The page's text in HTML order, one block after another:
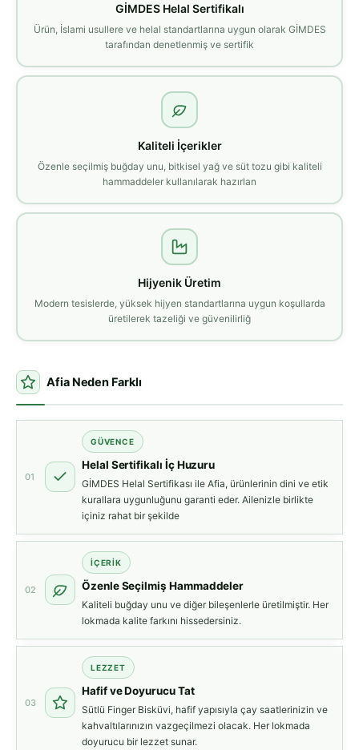
GİMDES Helal Sertifikalı
Ürün, İslami usullere ve helal standartlarına uygun olarak GİMDES
tarafından denetlenmiş ve sertifik
Kaliteli İçerikler
Özenle seçilmiş buğday unu, bitkisel yağ ve süt tozu gibi kaliteli
hammaddeler kullanılarak hazırlan
Hijyenik Üretim
Modern tesislerde, yüksek hijyen standartlarına uygun koşullarda
üretilerek tazeliği ve güvenilirliğ
Afia Neden Farklı
01
GÜVENCE
Helal Sertifikalı İç Huzuru
GİMDES Helal Sertifikası ile Afia, ürünlerinin dini ve etik
kurallara uygunluğunu garanti eder. Ailenizle birlikte
içiniz rahat bir şekilde
02
İÇERIK
Özenle Seçilmiş Hammaddeler
Kaliteli buğday unu ve diğer bileşenlerle üretilmiştir. Her
lokmada kalite farkını hissedersiniz.
03
LEZZET
Hafif ve Doyurucu Tat
Sütlü Finger Bisküvi, hafif yapısıyla çay saatlerinizin ve
kahvaltılarınızın vazgeçilmezi olacak. Her lokmada
doyurucu bir lezzet sunar.